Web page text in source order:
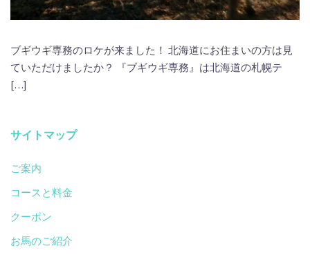
ブギウギ専務のロケが来ました！ 北海道にお住まいの方は見
ていただけましたか？ 『ブギウギ専務』は北海道の札幌テ
[…]
サイトマップ
ご案内
コースと料金
クーポン
お馬のご紹介